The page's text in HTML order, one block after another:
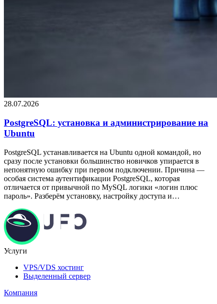
28.07.2026
PostgreSQL: установка и администрирование на
Ubuntu
PostgreSQL устанавливается на Ubuntu одной командой, но
сразу после установки большинство новичков упирается в
непонятную ошибку при первом подключении. Причина —
особая система аутентификации PostgreSQL, которая
отличается от привычной по MySQL логики «логин плюс
пароль». Разберём установку, настройку доступа и…
Услуги
VPS/VDS хостинг
Выделенный сервер
Компания